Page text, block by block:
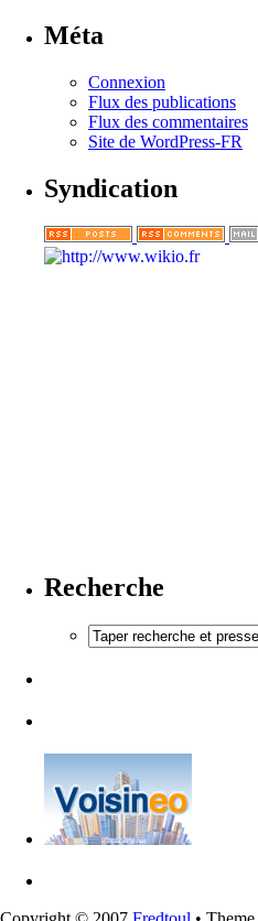
Méta
Connexion
Flux des publications
Flux des commentaires
Site de WordPress-FR
Syndication
Recherche